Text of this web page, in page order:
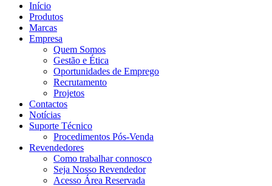
Início
Produtos
Marcas
Empresa
Quem Somos
Gestão e Ética
Oportunidades de Emprego
Recrutamento
Projetos
Contactos
Notícias
Suporte Técnico
Procedimentos Pós-Venda
Revendedores
Como trabalhar connosco
Seja Nosso Revendedor
Acesso Área Reservada